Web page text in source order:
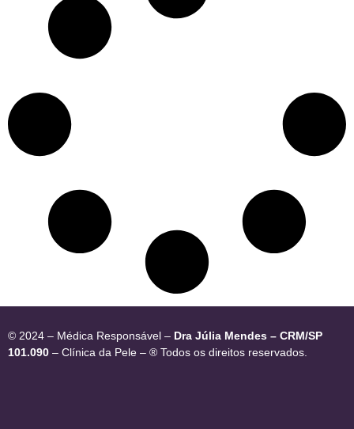
© 2024 – Médica Responsável – Dra Júlia Mendes – CRM/SP
101.090 – Clínica da Pele – ® Todos os direitos reservados.